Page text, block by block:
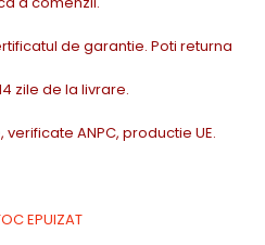
de garantie. Poti returna
zile de la livrare.
ANPC, productie UE.
EPUIZAT